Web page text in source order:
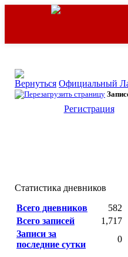
Официальный
Регистрация
Статистика дневников
Всего дневников
582
Всего записей
1,717
Записи за
последние сутки
0